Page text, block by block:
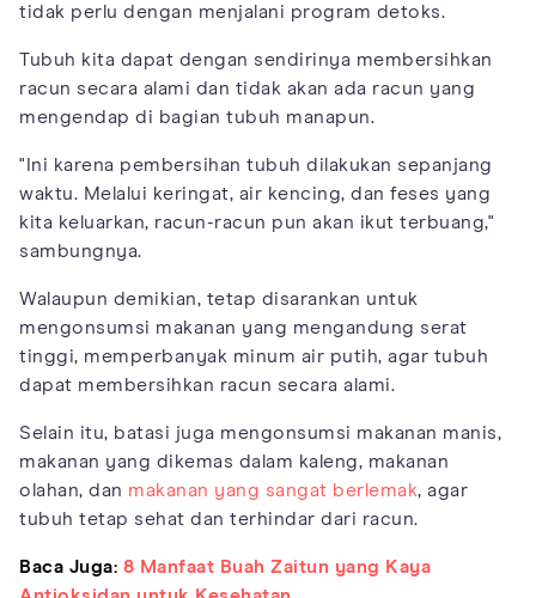
tidak perlu dengan menjalani program detoks.
Tubuh kita dapat dengan sendirinya membersihkan
racun secara alami dan tidak akan ada racun yang
mengendap di bagian tubuh manapun.
"Ini karena pembersihan tubuh dilakukan sepanjang
waktu. Melalui keringat, air kencing, dan feses yang
kita keluarkan, racun-racun pun akan ikut terbuang,"
sambungnya.
Walaupun demikian, tetap disarankan untuk
mengonsumsi makanan yang mengandung serat
tinggi, memperbanyak minum air putih, agar tubuh
dapat membersihkan racun secara alami.
Selain itu, batasi juga mengonsumsi makanan manis,
makanan yang dikemas dalam kaleng, makanan
olahan, dan makanan yang sangat berlemak, agar
tubuh tetap sehat dan terhindar dari racun.
Baca Juga: 8 Manfaat Buah Zaitun yang Kaya